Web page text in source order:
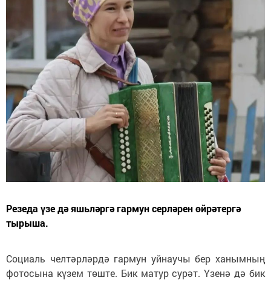
Резеда үзе дә яшьләргә гармун серләрен өйрәтергә
тырыша.
Социаль челтәрләрдә гармун уйнаучы бер ханымның
фотосына күзем төште. Бик матур сурәт. Үзенә дә бик